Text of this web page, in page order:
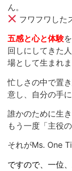
ん。
フワフワした
五感と心と体験
回しにしてきた
場として生まれま
忙しさの中で置
意し、自分の手に
誰かのために生
もう一度「主役
それがMs. One
ですので、一位